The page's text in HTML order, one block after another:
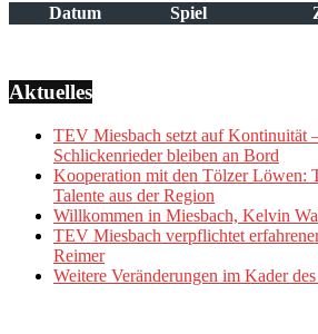
Datum Spiel
Aktuelles
TEV Miesbach setzt auf Kontinuität
Schlickenrieder bleiben an Bord
Kooperation mit den Tölzer Löwen:
Talente aus der Region
Willkommen in Miesbach, Kelvin
TEV Miesbach verpflichtet
Reimer
Weitere Veränderungen im Kader